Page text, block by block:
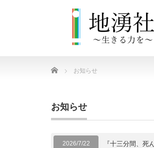
Home お知らせ
お知らせ
2026/7/22 『十三分間、死